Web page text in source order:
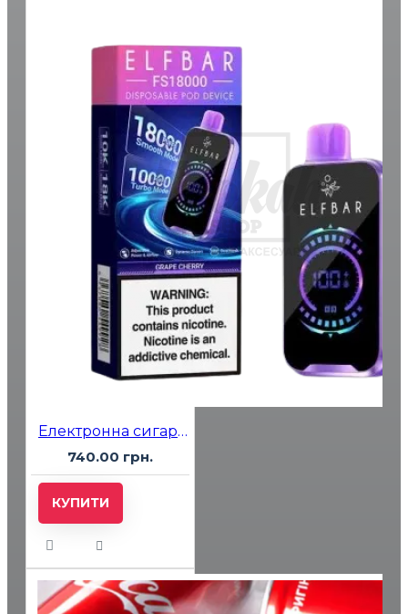
Електронна сигарета Elf Bar FS18000 Grape Cherry (Виноград Вишня)
740.00 грн.
КУПИТИ